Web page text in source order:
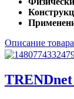
Описание товара